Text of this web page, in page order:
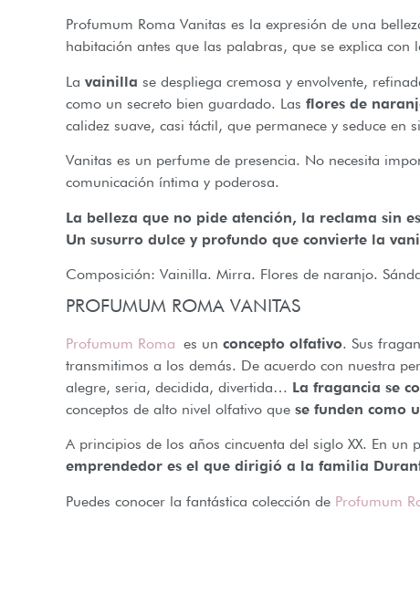
Profumum Roma Vanitas es la expresión de una
habitación antes que las palabras, que se explica
La vainilla se despliega cremosa y envolvente,
como un secreto bien guardado. Las flores de
calidez suave, casi táctil, que permanece y seduce en
Vanitas es un perfume de presencia. No necesita
comunicación íntima y poderosa.
La belleza que no pide atención, la reclama sin
Un susurro dulce y profundo que convierte la
Composición: Vainilla. Mirra. Flores de naranjo.
PROFUMUM ROMA VANITAS
Profumum Roma es un concepto olfativo. Sus
transmitimos a los demás. De acuerdo con nuestra
alegre, seria, decidida, divertida… La fragancia se
conceptos de alto nivel olfativo que se funden como
A principios de los años cincuenta del siglo XX. En
emprendedor es el que dirigió a la familia
Puedes conocer la fantástica colección de Profumum